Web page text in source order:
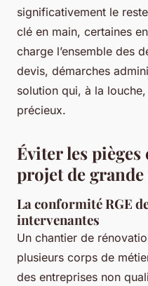
significativement le
clé en main, certaines
charge l’ensemble des
devis, démarches
solution qui, à la louche
précieux.
Éviter les
projet de
La conformité RGE
intervenantes
Un chantier de
plusieurs corps de
des entreprises non